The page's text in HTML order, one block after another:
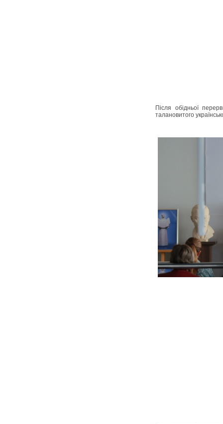
Після обідньої
талановитого